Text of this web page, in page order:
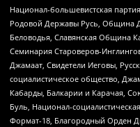
Национал-большевистская
Родовой Державы Русь, Община
Беловодья, Славянская Община
Семинария Староверов-
Джамаат, Свидетели Иеговы,
социалистическое общество,
Кабарды, Балкарии и Карачая,
Буль, Национал-
Формат-18, Благородный Орден